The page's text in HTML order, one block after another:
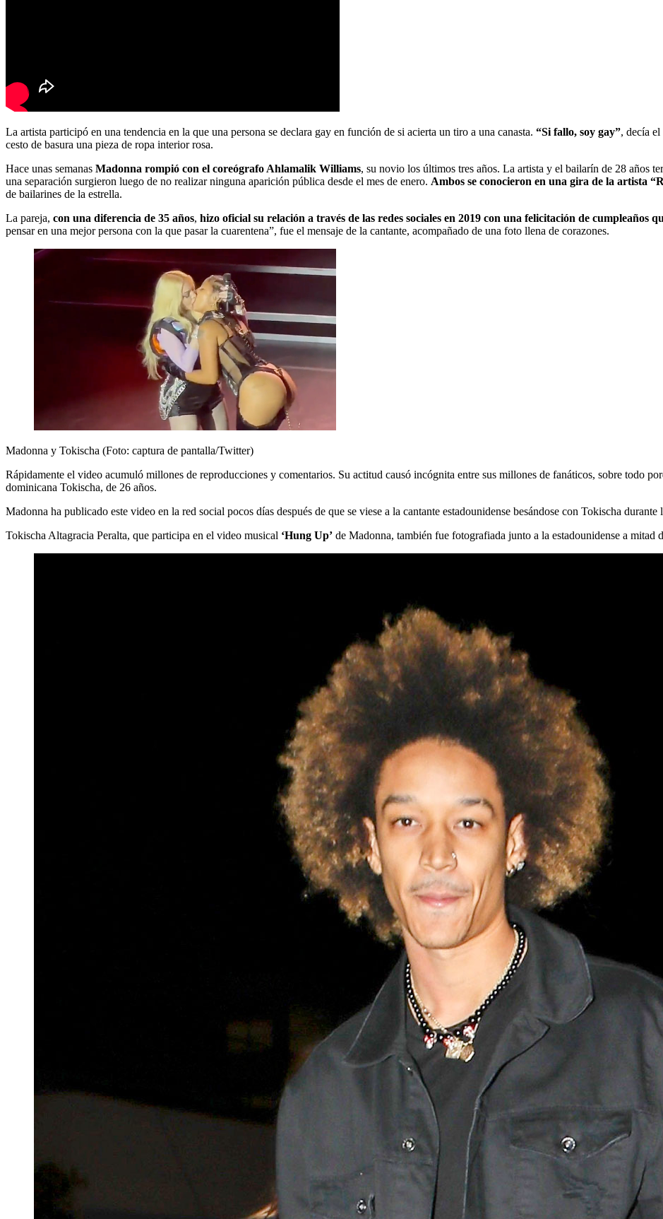
La artista participó en una tendencia en la que una persona se declara gay en función de si acierta un tiro a una canasta. “Si fallo, soy gay”, decía
cesto de basura una pieza de ropa interior rosa.
Hace unas semanas Madonna rompió con el coreógrafo Ahlamalik Williams, su novio los últimos tres años. La artista y el bailarín de 28 años
una separación surgieron luego de no realizar ninguna aparición pública desde el mes de enero. Ambos se conocieron en una gira de la artista
de bailarines de la estrella.
La pareja, con una diferencia de 35 años, hizo oficial su relación a través de las redes sociales en 2019 con una felicitación de cumpleaños
pensar en una mejor persona con la que pasar la cuarentena”, fue el mensaje de la cantante, acompañado de una foto llena de corazones.
Madonna y Tokischa (Foto: captura de pantalla/Twitter)
Rápidamente el video acumuló millones de reproducciones y comentarios. Su actitud causó incógnita entre sus millones de fanáticos, sobre todo
dominicana Tokischa, de 26 años.
Madonna ha publicado este video en la red social pocos días después de que se viese a la cantante estadounidense besándose con Tokischa
Tokischa Altagracia Peralta, que participa en el video musical ‘Hung Up’ de Madonna, también fue fotografiada junto a la estadounidense a mitad